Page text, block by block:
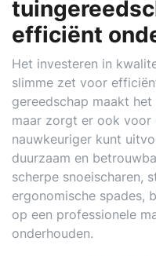
efficiënt
Het investeren in
slimme zet voor
gereedschap maakt
maar zorgt er ook voor
nauwkeuriger kunt
duurzaam en
scherpe snoeischaren,
ergonomische spades,
op een professionele
onderhouden.